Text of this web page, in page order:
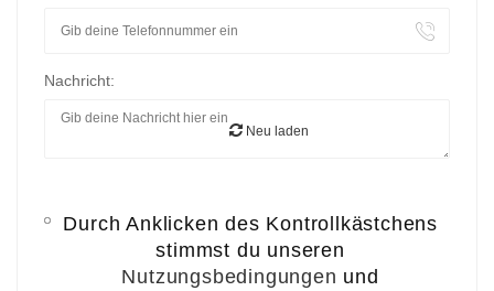
Nachricht:
Neu laden
Durch Anklicken des Kontrollkästchens
stimmst du unseren
Nutzungsbedingungen und